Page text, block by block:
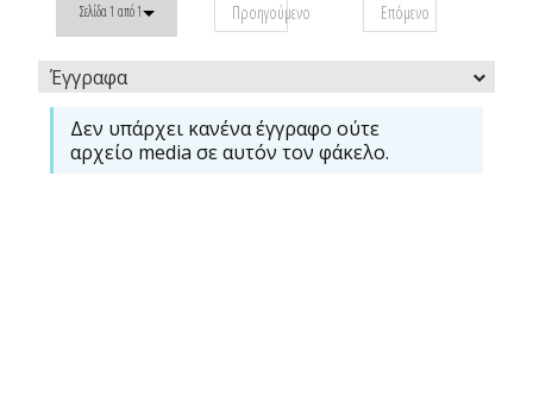
Σελίδα 1 από 1 Προηγούμενο Επόμενο
Έγγραφα
Δεν υπάρχει κανένα έγγραφο ούτε
αρχείο media σε αυτόν τον φάκελο.